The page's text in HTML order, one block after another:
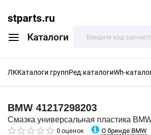
stparts.ru
Каталоги
ЛККаталоги группРед.каталогиWh-
BMW 41217298203
Смазка универсальная пластика
0 оценок О бренде BMW